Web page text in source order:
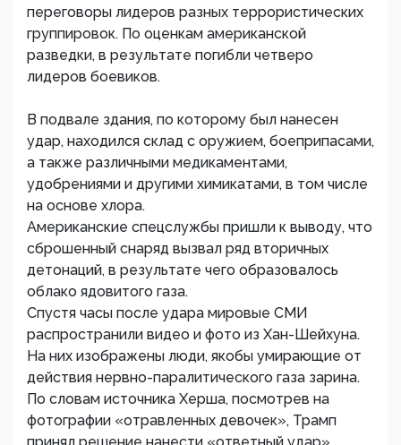
переговоры лидеров разных террористических
группировок. По оценкам американской
разведки, в результате погибли четверо
лидеров боевиков.
В подвале здания, по которому был нанесен
удар, находился склад с оружием, боеприпасами,
а также различными медикаментами,
удобрениями и другими химикатами, в том числе
на основе хлора.
Американские спецслужбы пришли к выводу, что
сброшенный снаряд вызвал ряд вторичных
детонаций, в результате чего образовалось
облако ядовитого газа.
Спустя часы после удара мировые СМИ
распространили видео и фото из Хан-Шейхуна.
На них изображены люди, якобы умирающие от
действия нервно-паралитического газа зарина.
По словам источника Херша, посмотрев на
фотографии «отравленных девочек», Трамп